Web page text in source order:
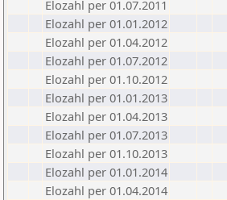
Elozahl per 01.07.2011
Elozahl per 01.01.2012
Elozahl per 01.04.2012
Elozahl per 01.07.2012
Elozahl per 01.10.2012
Elozahl per 01.01.2013
Elozahl per 01.04.2013
Elozahl per 01.07.2013
Elozahl per 01.10.2013
Elozahl per 01.01.2014
Elozahl per 01.04.2014